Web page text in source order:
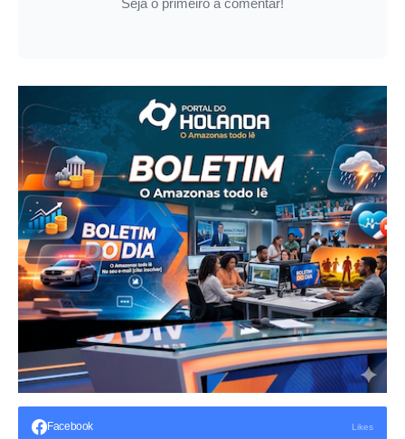
Seja o primeiro a comentar!
Facebook Likes